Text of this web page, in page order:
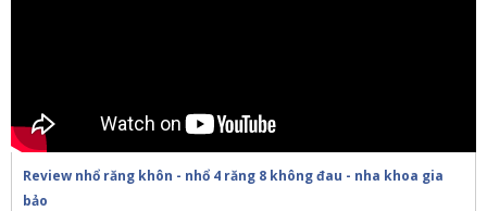
Review nhổ răng khôn - nhổ 4 răng 8 không đau - nha khoa gia
bảo